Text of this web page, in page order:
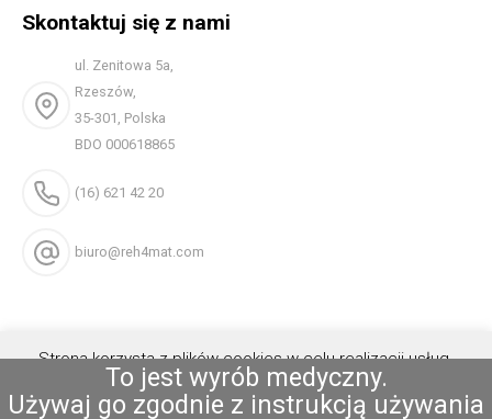
Skontaktuj się z nami
ul. Zenitowa 5a,
Rzeszów,
35-301, Polska
BDO 000618865
(16) 621 42 20
biuro@reh4mat.com
Strona korzysta z plików cookies w celu realizacji usług.
Możesz określić warunki przechowywania lub dostępu do
To jest wyrób medyczny.
Używaj go zgodnie z instrukcją używania